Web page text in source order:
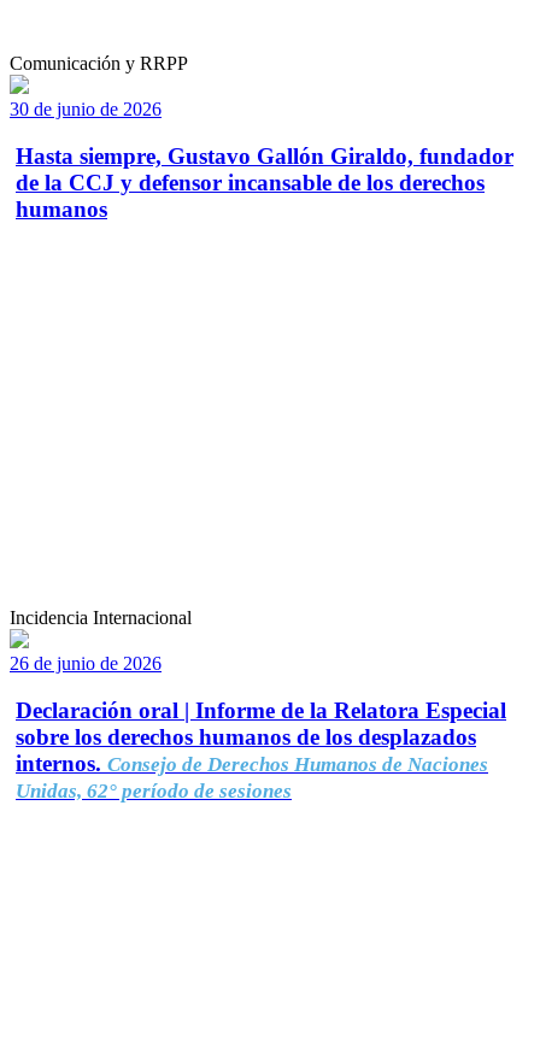
Comunicación y RRPP
30 de junio de 2026
Hasta siempre, Gustavo Gallón Giraldo, fundador
de la CCJ y defensor incansable de los derechos
humanos
Incidencia Internacional
26 de junio de 2026
Declaración oral | Informe de la Relatora Especial
sobre los derechos humanos de los desplazados
internos. Consejo de Derechos Humanos de Naciones
Unidas, 62° período de sesiones